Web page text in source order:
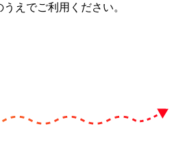
えでご利用ください。